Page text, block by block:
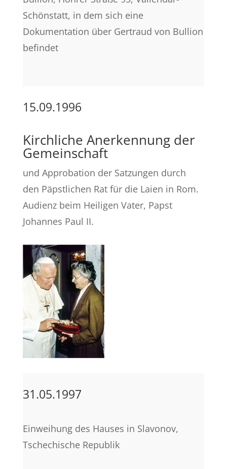
Schönstatt, in dem sich eine
Dokumentation über Gertraud von Bullion
befindet
15.09.1996
Kirchliche Anerkennung der
Gemeinschaft
und Approbation der Satzungen durch
den Päpstlichen Rat für die Laien in Rom.
Audienz beim Heiligen Vater, Papst
Johannes Paul II.
31.05.1997
Einweihung des Hauses in Slavonov,
Tschechische Republik